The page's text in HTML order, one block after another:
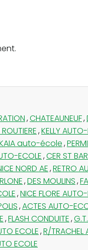
,CHATEAUNEUF,
,KELLY
auto-école,
ECOLE,CER ST
NORD AE,RETRO
,DES MOULINS,
,NICE FLORE
,ACTES AUTO-
,FLASH CONDUITE,
ECOLE,R/TRACHEL
ECOLE